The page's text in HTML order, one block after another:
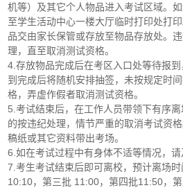
机等）及其它个人物品进入考试区域。
至学生活动中心一楼大厅临时打印处打
品交由家长保管或存放至物品存放处。
理，直至取消测试资格。
4.存放物品完成后在考区入口处等待报
到完成后将随机安排抽签，未按规定时
格，弄虚作假者取消测试资格。
5.考试结束后，在工作人员带领下有序
的按违纪处理，情节严重的取消考试资
稿纸或其它资料带出考场。
6.如在考试过程中有身体不适等情况，请
7.考生考试结束后即可离校，预计离场
10:10，第三批 11:00，第四批11:50，